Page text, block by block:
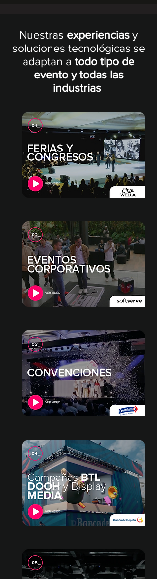
Nuestras experiencias y
soluciones tecnológicas se
adaptan a todo tipo de
evento y todas las
industrias